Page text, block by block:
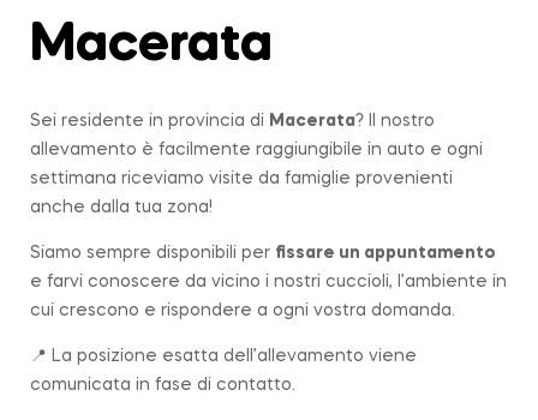
Macerata
Sei residente in provincia di Macerata? Il nostro
allevamento è facilmente raggiungibile in auto e ogni
settimana riceviamo visite da famiglie provenienti
anche dalla tua zona!
Siamo sempre disponibili per fissare un appuntamento
e farvi conoscere da vicino i nostri cuccioli, l’ambiente in
cui crescono e rispondere a ogni vostra domanda.
📍 La posizione esatta dell’allevamento viene
comunicata in fase di contatto.